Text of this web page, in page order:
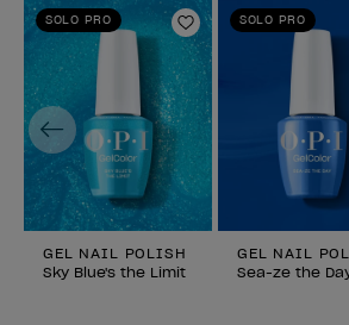
SOLO PRO
Añadir a la lista
GEL NAIL POLISH
Sky Blue's the Limit
SOLO PRO
GEL NAIL
Sea-ze the
Previous